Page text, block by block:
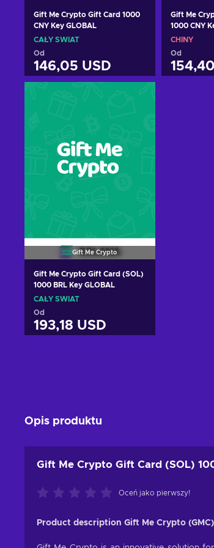
Gift Me Crypto Gift Card 1000
CNY Key GLOBAL
CAŁY ŚWIAT
Od
146,05 USD
Gift Me
1000 CNY
CHINY
Od
Gift Me Crypto
Gift Me Crypto Gift Card (SOL)
1000 BRL Key GLOBAL
CAŁY ŚWIAT
Od
193,18 USD
Opis produktu
Gift Me Crypto Gift Card (SOL)
Oceń jako pierwszy!
Product description Gift Me Crypto (GMC)